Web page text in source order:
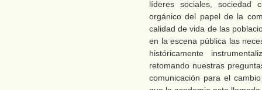
líderes sociales, sociedad
orgánico del papel de la
calidad de vida de las
en la escena pública las
históricamente
retomando nuestras
comunicación para el